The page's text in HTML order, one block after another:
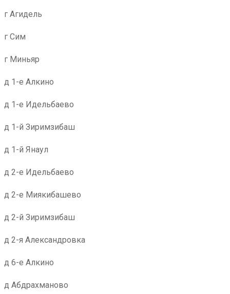
г Агидель
г Сим
г Миньяр
д 1-е Алкино
д 1-е Идельбаево
д 1-й Зиримзибаш
д 1-й Янаул
д 2-е Идельбаево
д 2-е Миякибашево
д 2-й Зиримзибаш
д 2-я Александровка
д 6-е Алкино
д Абдрахманово